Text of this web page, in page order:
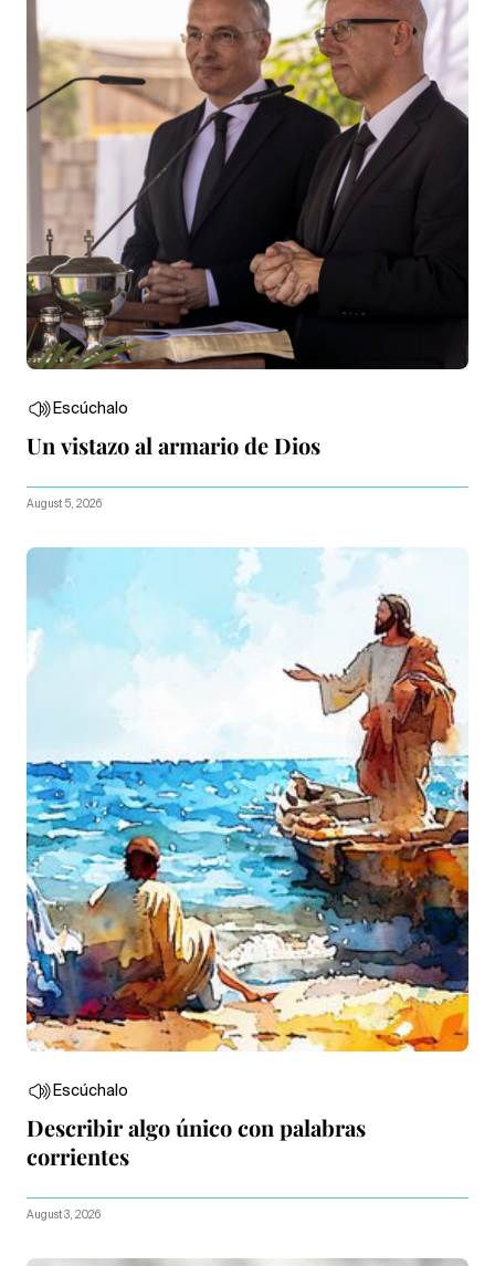
Escúchalo
Un vistazo al armario de Dios
August 5, 2026
Escúchalo
Describir algo único con palabras
corrientes
August 3, 2026